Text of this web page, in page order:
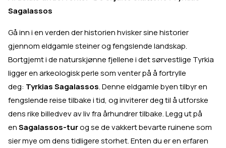
Sagalassos
Gå inn i en verden der historien hvisker sine historier
gjennom eldgamle steiner og fengslende landskap.
Bortgjemt i de naturskjønne fjellene i det sørvestlige Tyrkia
ligger en arkeologisk perle som venter på å fortrylle
deg: Tyrkias Sagalassos. Denne eldgamle byen tilbyr en
fengslende reise tilbake i tid, og inviterer deg til å utforske
dens rike billedvev av liv fra århundrer tilbake. Legg ut på
enSagalassos-turog se de vakkert bevarte ruinene som
sier mye om dens tidligere storhet. Enten du er en erfaren